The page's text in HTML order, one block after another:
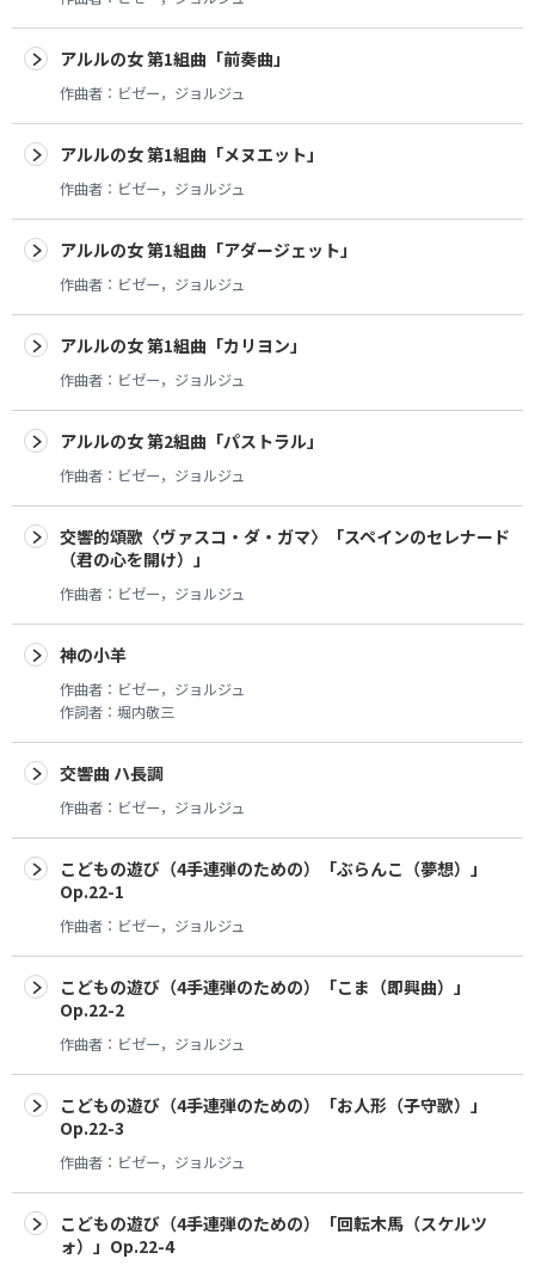
アルルの女 第1組曲「前奏曲」
作曲者： ビゼー，ジョルジュ
アルルの女 第1組曲「メヌエット」
作曲者： ビゼー，ジョルジュ
アルルの女 第1組曲「アダージェット」
作曲者： ビゼー，ジョルジュ
アルルの女 第1組曲「カリヨン」
作曲者： ビゼー，ジョルジュ
アルルの女 第2組曲「パストラル」
作曲者： ビゼー，ジョルジュ
交響的頌歌〈ヴァスコ・ダ・ガマ〉「スペインのセレナード
（君の心を開け）」
作曲者： ビゼー，ジョルジュ
神の小羊
作曲者： ビゼー，ジョルジュ
作詞者： 堀内敬三
交響曲 ハ長調
作曲者： ビゼー，ジョルジュ
こどもの遊び（4手連弾のための）「ぶらんこ（夢想）」
Op.22-1
作曲者： ビゼー，ジョルジュ
こどもの遊び（4手連弾のための）「こま（即興曲）」
Op.22-2
作曲者： ビゼー，ジョルジュ
こどもの遊び（4手連弾のための）「お人形（子守歌）」
Op.22-3
作曲者： ビゼー，ジョルジュ
こどもの遊び（4手連弾のための）「回転木馬（スケルツ
ォ）」Op.22-4